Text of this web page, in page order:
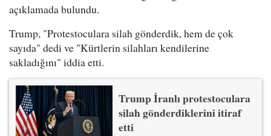
açıklamada bulundu.
Trump, "Protestoculara silah gönderdik, hem de çok
sayıda" dedi ve "Kürtlerin silahları kendilerine
sakladığını" iddia etti.
Trump İranlı protestoculara
silah gönderdiklerini itiraf
etti